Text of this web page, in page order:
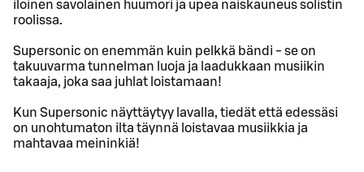
iloinen savolainen huumori ja upea naiskauneus solistin
roolissa.
Supersonic on enemmän kuin pelkkä bändi - se on
takuuvarma tunnelman luoja ja laadukkaan musiikin
takaaja, joka saa juhlat loistamaan!
Kun Supersonic näyttäytyy lavalla, tiedät että edessäsi
on unohtumaton ilta täynnä loistavaa musiikkia ja
mahtavaa meininkiä!